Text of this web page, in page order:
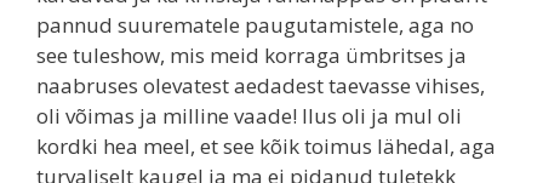
pannud suurematele paugutamistele, aga no
see tuleshow, mis meid korraga ümbritses ja
naabruses olevatest aedadest taevasse vihises,
oli võimas ja milline vaade! Ilus oli ja mul oli
kordki hea meel, et see kõik toimus lähedal, aga
turvaliselt kaugel ja ma ei pidanud tuletekk